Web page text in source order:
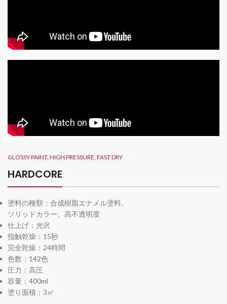
GLOSSY PAINT, HIGH PRESSURE, FAST DRY
HARDCORE
塗料の種類：合成樹脂エナメル塗料。
ソリッドカラー、高不透明度
仕上げ：光沢
指触乾燥：15秒
完全乾燥：24時間
色数：142色
圧力：高圧
容量：400ml
塗り面積：3㎡